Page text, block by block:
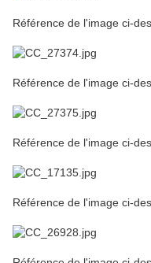
Référence de l'image ci-
Référence de l'image ci-
Référence de l'image ci-
Référence de l'image ci-